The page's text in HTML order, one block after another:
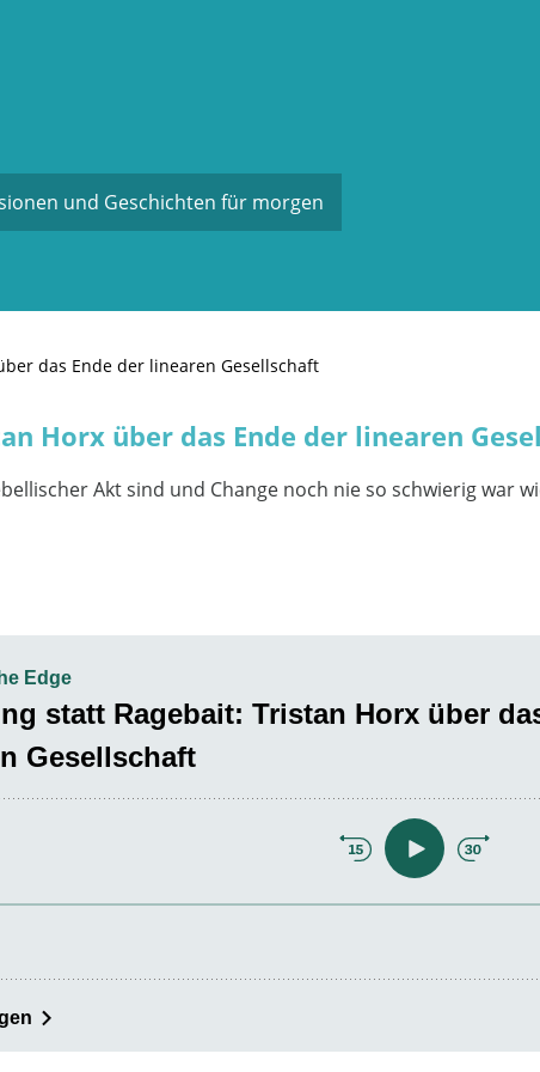
und Geschichten für morgen
das Ende der linearen Gesellschaft
Horx über das Ende der linearen
Akt sind und Change noch nie so schwierig war